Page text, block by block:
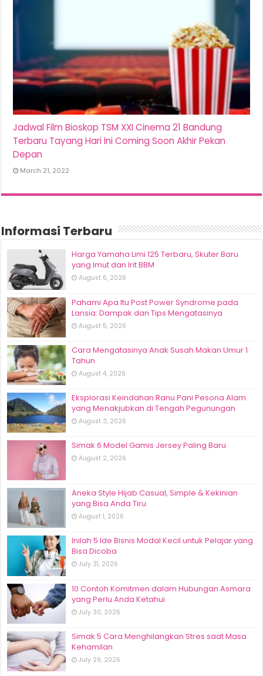
Jadwal Film Bioskop TSM XXI Cinema 21 Bandung
Terbaru Tayang Hari Ini Coming Soon Akhir Pekan
Depan
March 21, 2022
Informasi Terbaru
Harga Yamaha Limi 125 Terbaru, Skuter Baru
yang Imut dan Irit BBM
August 6, 2026
Pahami Apa Itu Post Power Syndrome pada
Lansia: Dampak dan Tips Mengatasinya
August 5, 2026
Cara Mengatasinya Anak Susah Makan Umur 1
Tahun
August 4, 2026
Eksplorasi Keindahan Ranu Pani Pesona Alam
yang Menakjubkan di Tengah Pegunungan
August 3, 2026
Simak 6 Model Gamis Jersey Paling Baru
August 2, 2026
Aneka Style Hijab Casual, Simple & Kekinian
yang Bisa Anda Tiru
August 1, 2026
Inilah 5 Ide Bisnis Modal Kecil untuk Pelajar yang
Bisa Dicoba
July 31, 2026
10 Contoh Komitmen dalam Hubungan Asmara
yang Perlu Anda Ketahui
July 30, 2026
Simak 5 Cara Menghilangkan Stres saat Masa
Kehamilan
July 29, 2026